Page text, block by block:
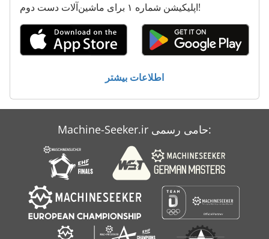
Graziano Sag 14
Makino A 77
Schaeff Hml 42
Schaeff Hr 12
Zenith 844
اپلیکیشن شماره ۱ برای ماشین‌آلات دست دوم!
اطلاعات بیشتر
Machine-Seeker.ir حامی رسمی: